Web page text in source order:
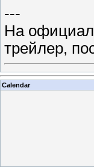
---
На
трейлер,
Calendar